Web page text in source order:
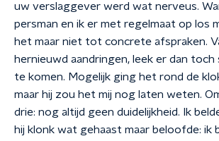
uw verslaggever werd wat nerveus.
persman en ik er met regelmaat op los
het maar niet tot concrete afspraken.
hernieuwd aandringen, leek er dan toch
te komen. Mogelijk ging het rond de
maar hij zou het mij nog laten weten.
drie: nog altijd geen duidelijkheid. Ik
hij klonk wat gehaast maar beloofde: ik